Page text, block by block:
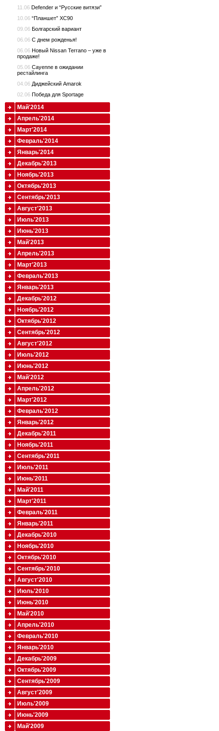
11.06 Defender и “Русские витязи”
10.06 “Планшет” XC90
09.06 Болгарский вариант
06.06 С днем рожденья!
06.06 Новый Nissan Terrano – уже в
продаже!
05.06 Cayenne в ожидании
рестайлинга
04.06 Диджейский Amarok
02.06 Победа для Sportage
Май'2014
Апрель'2014
Март'2014
Февраль'2014
Январь'2014
Декабрь'2013
Ноябрь'2013
Октябрь'2013
Сентябрь'2013
Август'2013
Июль'2013
Июнь'2013
Май'2013
Апрель'2013
Март'2013
Февраль'2013
Январь'2013
Декабрь'2012
Ноябрь'2012
Октябрь'2012
Сентябрь'2012
Август'2012
Июль'2012
Июнь'2012
Май'2012
Апрель'2012
Март'2012
Февраль'2012
Январь'2012
Декабрь'2011
Ноябрь'2011
Сентябрь'2011
Июль'2011
Июнь'2011
Май'2011
Март'2011
Февраль'2011
Январь'2011
Декабрь'2010
Ноябрь'2010
Октябрь'2010
Сентябрь'2010
Август'2010
Июль'2010
Июнь'2010
Май'2010
Апрель'2010
Февраль'2010
Январь'2010
Декабрь'2009
Октябрь'2009
Сентябрь'2009
Август'2009
Июль'2009
Июнь'2009
Май'2009